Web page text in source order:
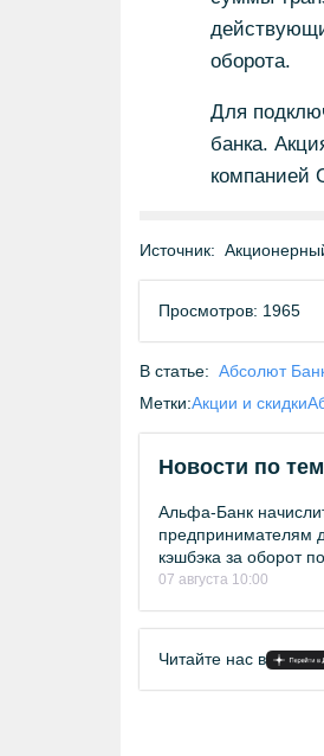
оборота.
Для
банка.
компанией
Источник:
Просмотров: 1965
В статье: Абсолют
Метки:Акции и скидки
Новости по
Альфа-Банк
предпринимателям
кэшбэка за оборот
07 августа 10:00
Читайте нас в